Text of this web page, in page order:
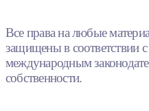
Все права на любые
защищены в соответствии
международным
собственности.